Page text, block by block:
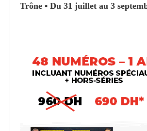
Trône • Du 31 juillet au 3